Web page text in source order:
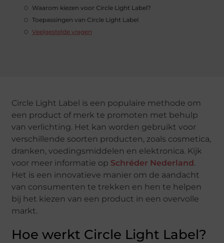
Waarom kiezen voor Circle Light Label?
Toepassingen van Circle Light Label
Veelgestelde vragen
Circle Light Label is een populaire methode om
een product of merk te promoten met behulp
van verlichting. Het kan worden gebruikt voor
verschillende soorten producten, zoals cosmetica,
dranken, voedingsmiddelen en elektronica. Kijk
voor meer informatie op Schréder Nederland.
Het is een innovatieve manier om de aandacht
van consumenten te trekken en hen te helpen
bij het kiezen van een product in een overvolle
markt.
Hoe werkt Circle Light Label?